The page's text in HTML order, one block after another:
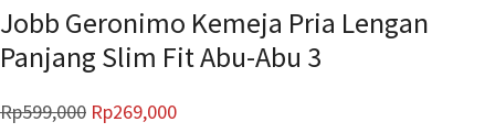
Jobb Geronimo Kemeja Pria Lengan
Panjang Slim Fit Abu-Abu 3
Rp599,000 Rp269,000